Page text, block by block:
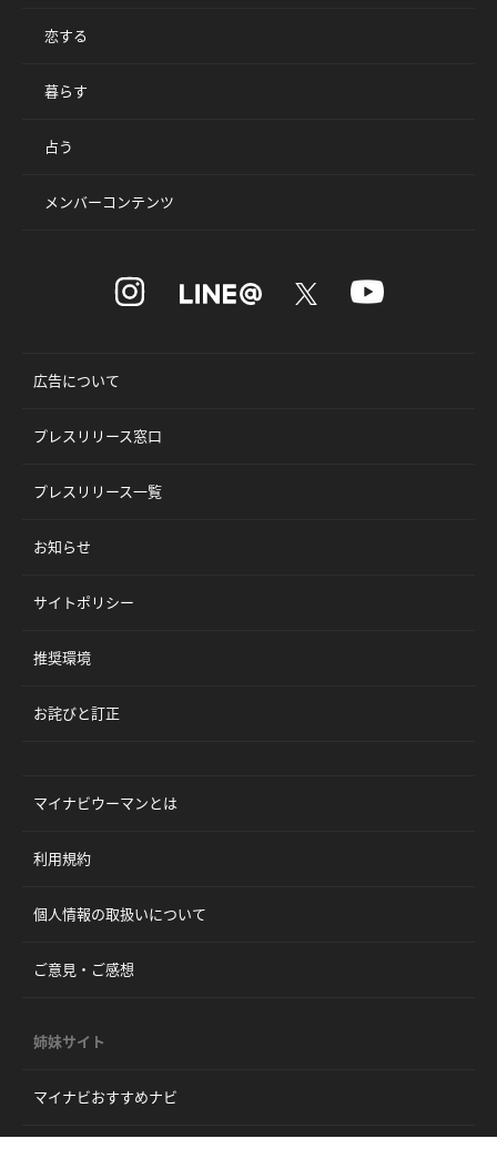
恋する
暮らす
占う
メンバーコンテンツ
広告について
プレスリリース窓口
プレスリリース一覧
お知らせ
サイトポリシー
推奨環境
お詫びと訂正
マイナビウーマンとは
利用規約
個人情報の取扱いについて
ご意見・ご感想
姉妹サイト
マイナビおすすめナビ